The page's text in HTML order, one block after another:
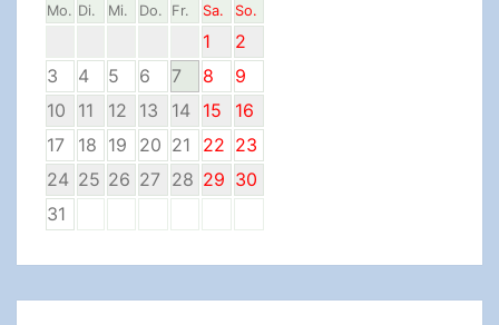
Mo. Di. Mi. Do. Fr. Sa. So.
1
2
3
4 5 6 7 8
9
10
11 12 13 14 15
16
17
18 19 20 21 22 23
24 25 26 27 28 29 30
31